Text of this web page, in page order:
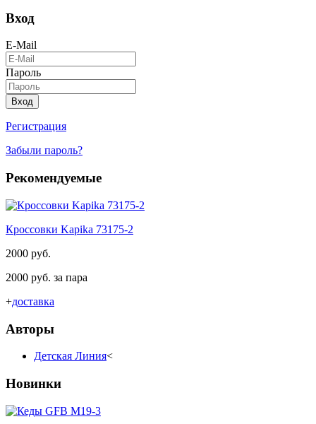
Вход
E-Mail
Пароль
Вход
Регистрация
Забыли пароль?
Рекомендуемые
Кроссовки Kapika 73175-2
2000 руб.
2000 руб. за пара
+доставка
Авторы
Детская Линия<
Новинки